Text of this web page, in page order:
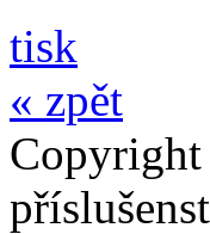
tisk
« zpět